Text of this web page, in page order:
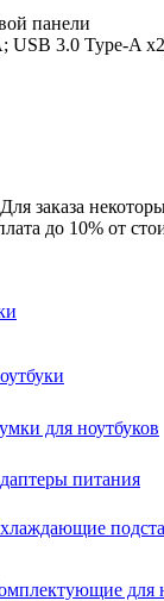
панели
USB 3.0 Type-A
заказа
до 10% от
для ноутбуков
питания
для